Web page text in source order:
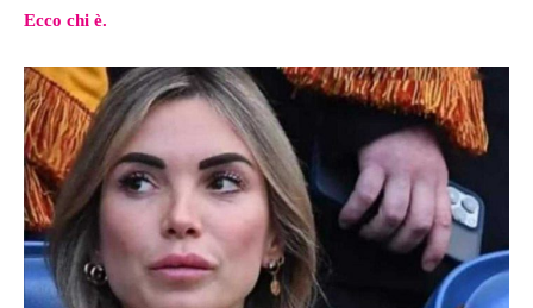
Ecco chi è.